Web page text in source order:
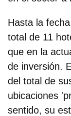
Hasta la
total de 11
que en la
de inversión.
del total de
ubicaciones
sentido, su